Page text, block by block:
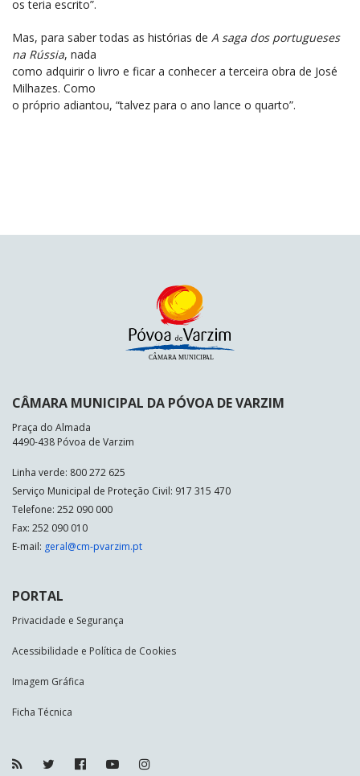
os teria escrito”.
Mas, para saber todas as histórias de A saga dos portugueses
na Rússia, nada
como adquirir o livro e ficar a conhecer a terceira obra de José
Milhazes. Como
o próprio adiantou, “talvez para o ano lance o quarto”.
CÂMARA MUNICIPAL DA PÓVOA DE VARZIM
Praça do Almada
4490-438 Póvoa de Varzim
Linha verde: 800 272 625
Serviço Municipal de Proteção Civil: 917 315 470
Telefone: 252 090 000
Fax: 252 090 010
E-mail: geral@cm-pvarzim.pt
PORTAL
Privacidade e Segurança
Acessibilidade e Política de Cookies
Imagem Gráfica
Ficha Técnica